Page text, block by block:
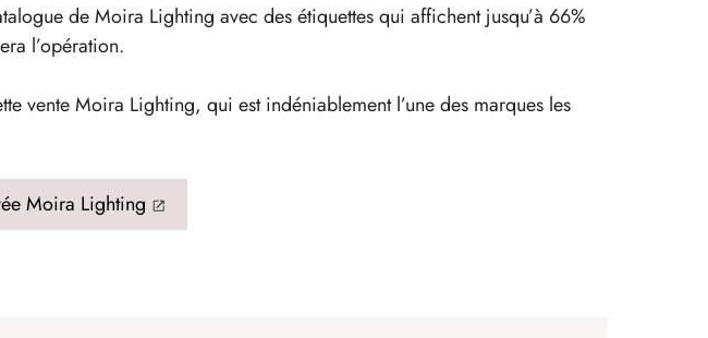
de Moira Lighting avec des étiquettes qui affichent jusqu’à 66%
l’opération.
vente Moira Lighting, qui est indéniablement l’une des marques les
Moira Lighting